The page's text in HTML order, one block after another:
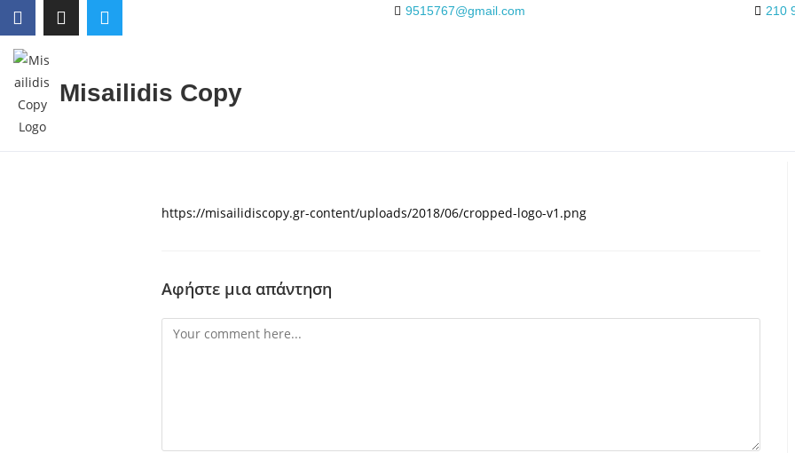
9515767@gmail.com 210
Misailidis Copy
https://misailidiscopy.gr-content/uploads/2018/06/cropped-logo-v1.png
Αφήστε μια απάντηση